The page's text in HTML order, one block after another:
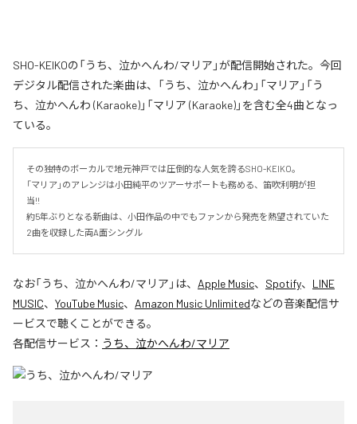
SHO-KEIKOの「うち、泣かへんわ/マリア」が配信開始された。今回
デジタル配信された楽曲は、「うち、泣かへんわ」「マリア」「う
ち、泣かへんわ (Karaoke)」「マリア (Karaoke)」を含む全4曲となっ
ている。
その独特のボーカルで地元神戸では圧倒的な人気を誇るSHO-KEIKO。
「マリア」のアレンジは小田純平のツアーサポートも務める、笛吹利明が担
当!!
約5年ぶりとなる新曲は、小田作品の中でもファンから発売を熱望されていた
2曲を収録した両A面シングル
なお「うち、泣かへんわ/マリア 」は、 Apple Music、 Spotify、 LINE
MUSIC、 YouTube Music、 Amazon Music Unlimitedなどの音楽配信サ
ービスで聴くことができる。
各配信サービス： うち、泣かへんわ/マリア